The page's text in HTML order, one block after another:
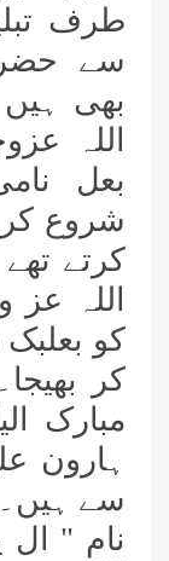
طرف
سے
بھی
اللہ
بعل
شروع
کرتے
اللہ
کو
کر
مبارک
ہارون
سے ہیں۔
نام " ال